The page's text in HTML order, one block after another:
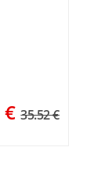
€ 35.52 €